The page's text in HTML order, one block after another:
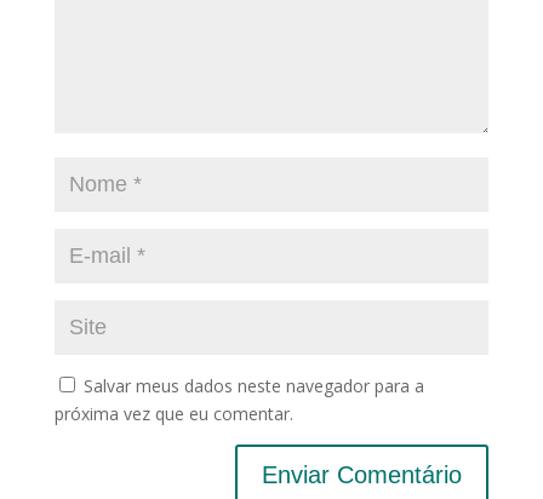
Salvar meus dados neste navegador para a
próxima vez que eu comentar.